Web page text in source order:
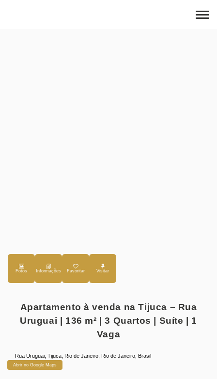
Fotos Favoritar
Apartamento à venda na Tijuca – Rua
Uruguai | 136 m² | 3 Quartos | Suíte | 1
Vaga
Rua Uruguai ,Tijuca ,Rio de Janeiro ,Rio de Janeiro ,Brasil
Abrir no Google Maps